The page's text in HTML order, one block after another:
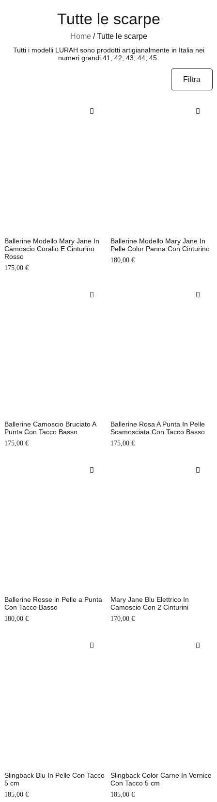
Tutte le scarpe
Home/ Tutte le scarpe
Tutti i modelli LURAH sono prodotti artigianalmente in Italia nei
numeri grandi 41, 42, 43, 44, 45.
Filtra
Ballerine Modello Mary Jane In
Camoscio Corallo E Cinturino
Rosso
175,00 €
Ballerine Modello Mary Jane In
Pelle Color Panna Con Cinturino
180,00 €
Ballerine Camoscio Bruciato A
Punta Con Tacco Basso
175,00 €
Ballerine Rosa A Punta In Pelle
Scamosciata Con Tacco Basso
175,00 €
Ballerine Rosse in Pelle a Punta
Con Tacco Basso
180,00 €
Mary Jane Blu Elettrico In
Camoscio Con 2 Cinturini
170,00 €
Slingback Blu In Pelle Con Tacco
5 cm
185,00 €
Slingback Color Carne In Vernice
Con Tacco 5 cm
185,00 €